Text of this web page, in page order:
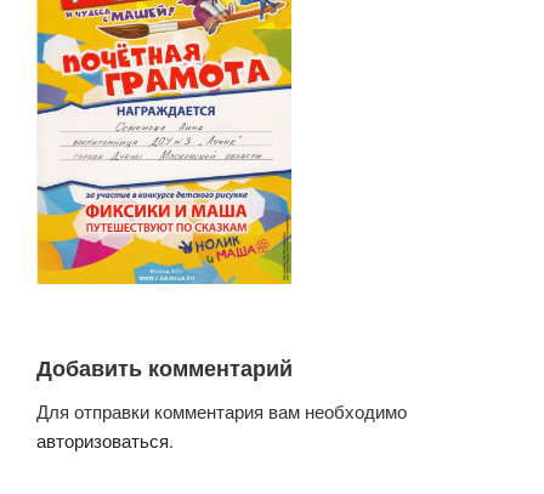
Добавить комментарий
Для отправки комментария вам необходимо
авторизоваться.